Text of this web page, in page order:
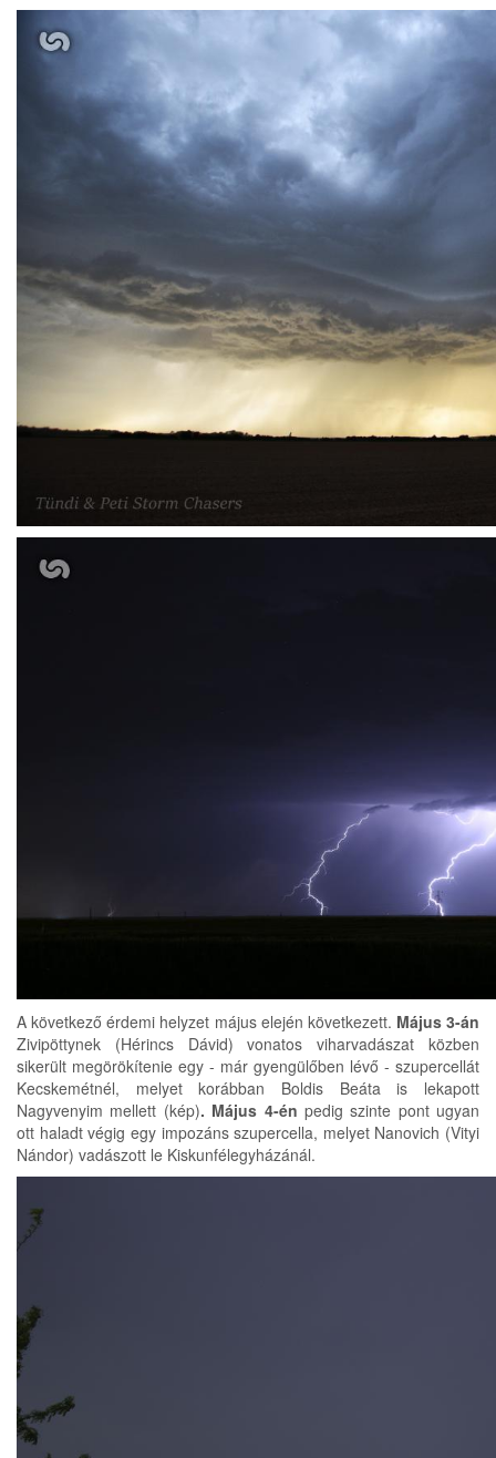
A következő érdemi helyzet május elején következett. Május 3-án
Zivipöttynek (Hérincs Dávid) vonatos viharvadászat közben
sikerült megörökítenie egy - már gyengülőben lévő - szupercellát
Kecskemétnél, melyet korábban Boldis Beáta is lekapott
Nagyvenyim mellett (kép). Május 4-én pedig szinte pont ugyan
ott haladt végig egy impozáns szupercella, melyet Nanovich (Vityi
Nándor) vadászott le Kiskunfélegyházánál.